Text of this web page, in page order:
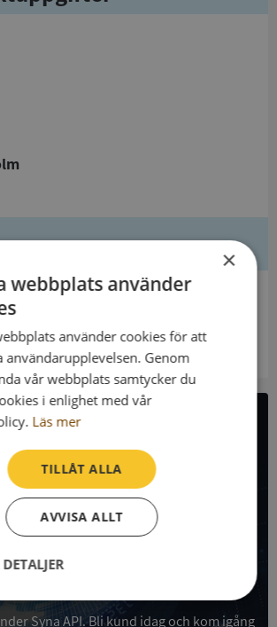
i API
i Syna API
API där du kan hämta
betalningsanmärkningar,
mycket mer på alla Sveriges företag
Syna API. Bli kund idag och kom igång
×
webbplats använder
använder cookies för att
användarupplevelsen. Genom
vår webbplats samtycker du
i enlighet med vår
Läs mer
TILLÅT ALLA
AVVISA ALLT
Prestanda Inriktning